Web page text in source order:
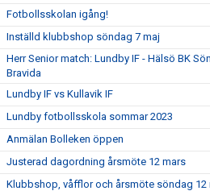
Fotbollsskolan igång!
Inställd klubbshop söndag 7 maj
Herr Senior match: Lundby IF - Hälsö BK
Bravida
Lundby IF vs Kullavik IF
Lundby fotbollsskola sommar 2023
Anmälan Bolleken öppen
Justerad dagordning årsmöte 12 mars
Klubbshop, våfflor och årsmöte söndag 12